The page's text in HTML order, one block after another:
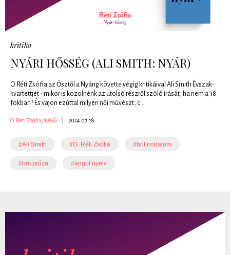
kritika
NYÁRI HŐSSÉG (ALI SMITH: NYÁR)
O. Réti Zsófia az Ősztől a Nyárig követte végig kritikáival Ali Smith Évszak-
kvartettjét - mikor is közölnénk az utolsó részről szóló írását, ha nem a 38
fokban? És vajon ezúttal milyen női művészt, c...
O. Réti Zsófia (1986) 2024.07.18.
#Ali Smith #O. Réti Zsófia #brit irodalom
#brit próza #angol nyelv